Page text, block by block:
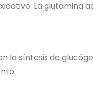
La glutamina
la síntesis de